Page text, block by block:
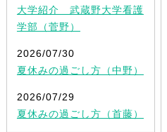
大学紹介 武蔵野大学看護
学部（菅野）
2026/07/30
夏休みの過ごし方（中野）
2026/07/29
夏休みの過ごし方（首藤）